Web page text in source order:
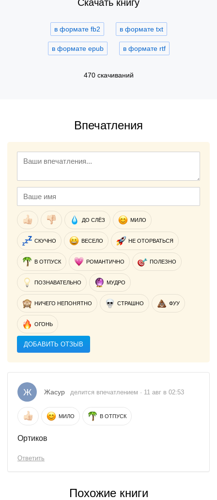
Скачать книгу
в формате fb2 в формате txt
в формате epub в формате rtf
470 скачиваний
Впечатления
ДО СЛЁЗ МИЛО
СКУЧНО ВЕСЕЛО НЕ ОТОРВАТЬСЯ
В ОТПУСК РОМАНТИЧНО ПОЛЕЗНО
ПОЗНАВАТЕЛЬНО МУДРО
НИЧЕГО НЕПОНЯТНО СТРАШНО ФУУ
ОГОНЬ
ДОБАВИТЬ ОТЗЫВ
Ж Жасур делится впечатлением · 11 авг в 02:53
МИЛО В ОТПУСК
Ортиков
Ответить
Похожие книги